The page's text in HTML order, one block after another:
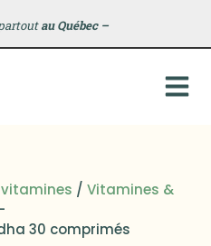
au Québec –
/Vitamines &
30 comprimés